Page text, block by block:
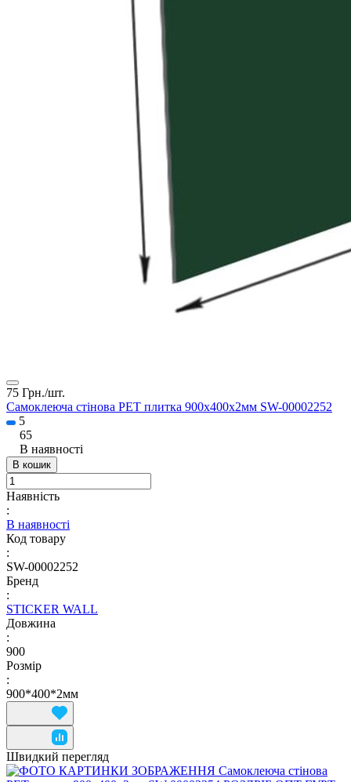
75 Грн./шт.
Самоклеюча стінова PET плитка 900х400х2мм SW-00002252
5
65
В наявності
В кошик
Наявність
:
В наявності
Код товару
:
SW-00002252
Бренд
:
STICKER WALL
Довжина
:
900
Розмір
:
900*400*2мм
Швидкий перегляд